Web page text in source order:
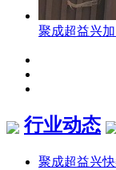
聚成超益兴加
行业动态
聚成超益兴